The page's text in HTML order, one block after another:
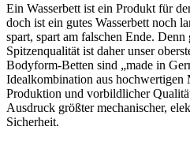
Ein Wasserbett ist ein Produkt für
doch ist ein gutes Wasserbett noch
spart, spart am falschen Ende.
Spitzenqualität ist daher unser
Bodyform-Betten sind „made in
Idealkombination aus hochwertigen
Produktion und vorbildlicher
Ausdruck größter mechanischer,
Sicherheit.